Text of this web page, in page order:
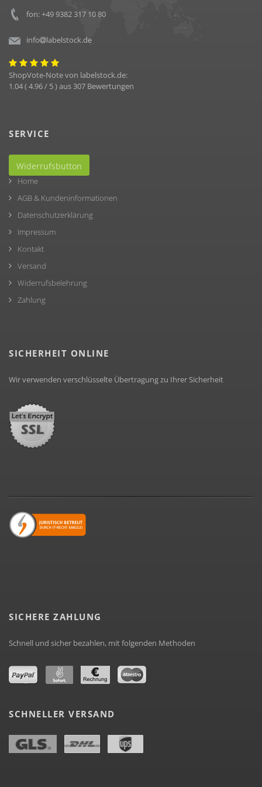
fon: +49 9382 317 10 80
info labelstock.de
ShopVote-Note von labelstock.de:
1.04( 4.96/ 5 ) aus307 Bewertungen
SERVICE
Widerrufsbutton
Home
AGB & Kundeninformationen
Datenschutzerklärung
Impressum
Kontakt
Versand
Widerrufsbelehrung
Zahlung
SICHERHEIT ONLINE
Wir verwenden verschlüsselte Übertragung zu Ihrer Sicherheit
SICHERE ZAHLUNG
Schnell und sicher bezahlen, mit folgenden Methoden
SCHNELLER VERSAND